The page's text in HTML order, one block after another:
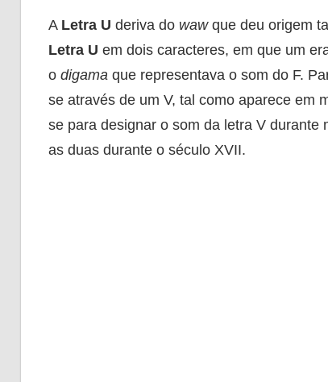
A Letra U deriva do wawque deu origem
Letra U em dois caracteres, em que um
o digama que representava o som do F.
se através de um V, tal como aparece em
se para designar o som da letra V
as duas durante o século XVII.